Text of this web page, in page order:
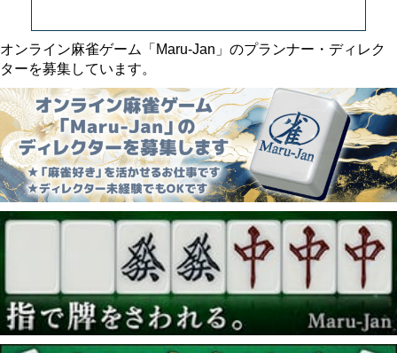
オンライン麻雀ゲーム「Maru-Jan」のプランナー・ディレク
ターを募集しています。